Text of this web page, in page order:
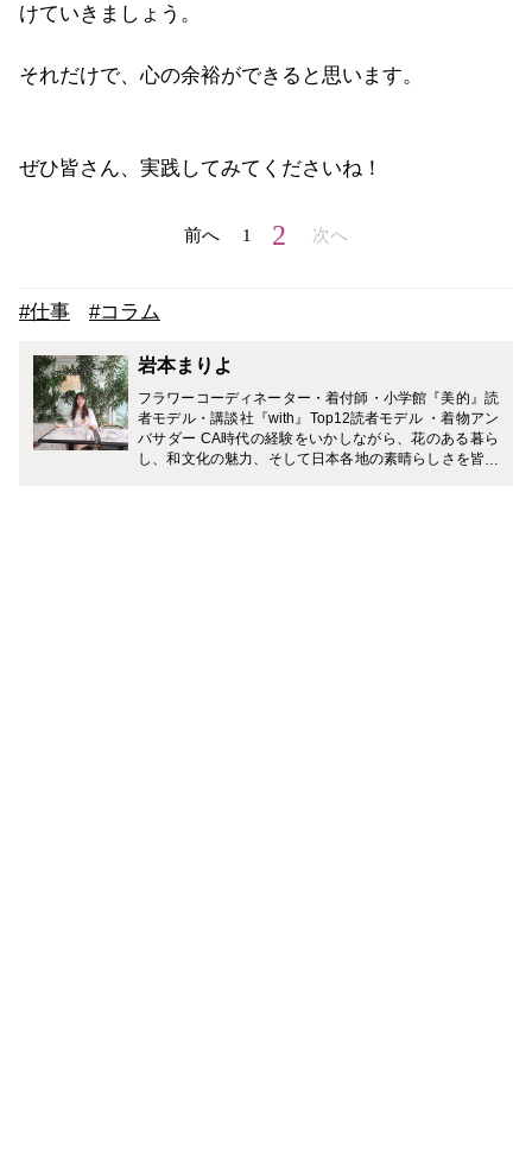
けていきましょう。
それだけで、心の余裕ができると思います。
ぜひ皆さん、実践してみてくださいね！
前へ 1 2 次へ
#仕事 #コラム
岩本まりよ
フラワーコーディネーター・着付師・小学館『美的』読
者モデル・講談社『with』Top12読者モデル ・着物アン
バサダー CA時代の経験をいかしながら、花のある暮ら
し、和文化の魅力、そして日本各地の素晴らしさを皆さ